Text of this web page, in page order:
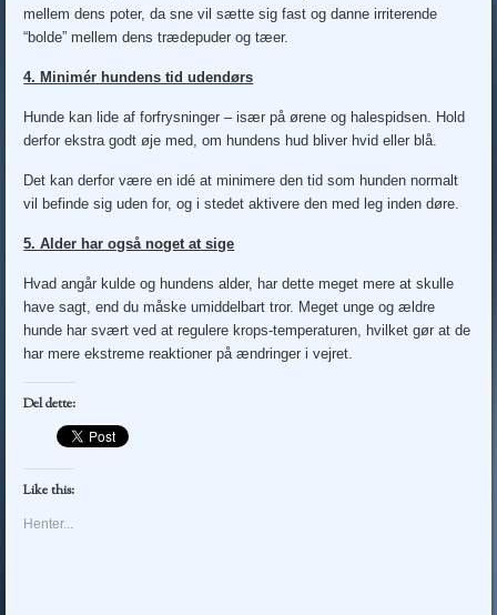
mellem dens poter, da sne vil sætte sig fast og danne irriterende
“bolde” mellem dens trædepuder og tæer.
4. Minimér hundens tid udendørs
Hunde kan lide af forfrysninger – især på ørene og halespidsen. Hold
derfor ekstra godt øje med, om hundens hud bliver hvid eller blå.
Det kan derfor være en idé at minimere den tid som hunden normalt
vil befinde sig uden for, og i stedet aktivere den med leg inden døre.
5. Alder har også noget at sige
Hvad angår kulde og hundens alder, har dette meget mere at skulle
have sagt, end du måske umiddelbart tror. Meget unge og ældre
hunde har svært ved at regulere krops-temperaturen, hvilket gør at de
har mere ekstreme reaktioner på ændringer i vejret.
Del dette:
Like this:
Henter...